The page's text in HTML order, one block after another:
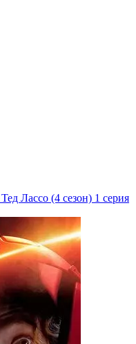
Тед Лассо (4 сезон) 1 серия